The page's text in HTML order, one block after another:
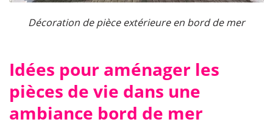
Décoration de pièce extérieure en bord de mer
Idées pour aménager les
pièces de vie dans une
ambiance bord de mer